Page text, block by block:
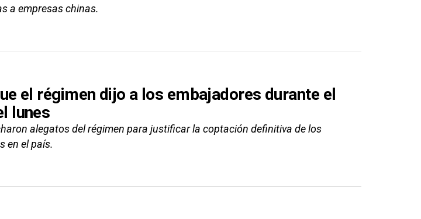
a empresas chinas.
el régimen dijo a los embajadores durante el
lunes
alegatos del régimen para justificar la coptación definitiva de los
en el país.